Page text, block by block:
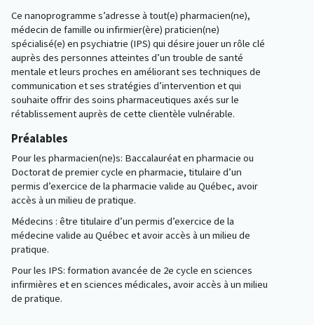
Ce nanoprogramme s’adresse à tout(e) pharmacien(ne),
médecin de famille ou infirmier(ère) praticien(ne)
spécialisé(e) en psychiatrie (IPS) qui désire jouer un rôle clé
auprès des personnes atteintes d’un trouble de santé
mentale et leurs proches en améliorant ses techniques de
communication et ses stratégies d’intervention et qui
souhaite offrir des soins pharmaceutiques axés sur le
rétablissement auprès de cette clientèle vulnérable.
Préalables
Pour les pharmacien(ne)s: Baccalauréat en pharmacie ou
Doctorat de premier cycle en pharmacie, titulaire d’un
permis d’exercice de la pharmacie valide au Québec, avoir
accès à un milieu de pratique.
Médecins : être titulaire d’un permis d’exercice de la
médecine valide au Québec et avoir accès à un milieu de
pratique.
Pour les IPS: formation avancée de 2e cycle en sciences
infirmières et en sciences médicales, avoir accès à un milieu
de pratique.